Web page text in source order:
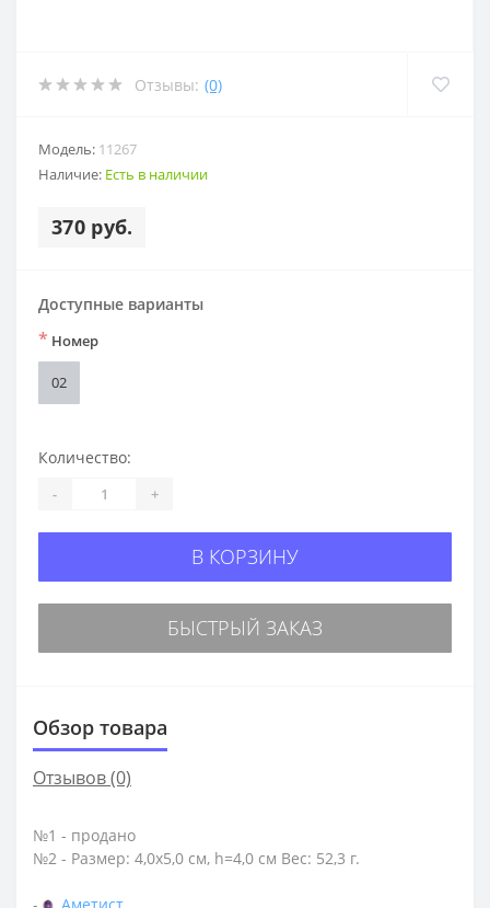
Отзывы: (0)
Модель: 11267
Наличие: Есть в наличии
370 руб.
Доступные варианты
* Номер
02
Количество:
- +
В КОРЗИНУ
БЫСТРЫЙ ЗАКАЗ
Обзор товара
Отзывов (0)
№1 - продано
№2 - Размер: 4,0х5,0 см, h=4,0 см Вес: 52,3 г.